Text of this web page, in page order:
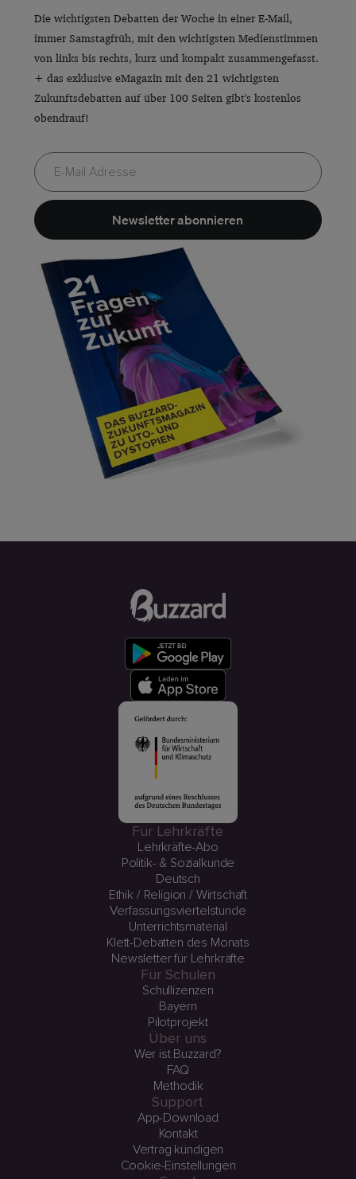
Die wichtigsten Debatten der Woche in einer E-Mail,
immer Samstagfrüh, mit den wichtigsten Medienstimmen
von links bis rechts, kurz und kompakt zusammengefasst.
+ das exklusive eMagazin mit den 21 wichtigsten
Zukunftsdebatten auf über 100 Seiten gibt's kostenlos
obendrauf!
Für Lehrkräfte
Lehrkräfte-Abo
Politik- & Sozialkunde
Deutsch
Ethik / Religion / Wirtschaft
Verfassungsviertelstunde
Unterrichtsmaterial
Klett-Debatten des Monats
Newsletter für Lehrkräfte
Für Schulen
Schullizenzen
Bayern
Pilotprojekt
Über uns
Wer ist Buzzard?
FAQ
Methodik
Support
App-Download
Kontakt
Vertrag kündigen
Cookie-Einstellungen